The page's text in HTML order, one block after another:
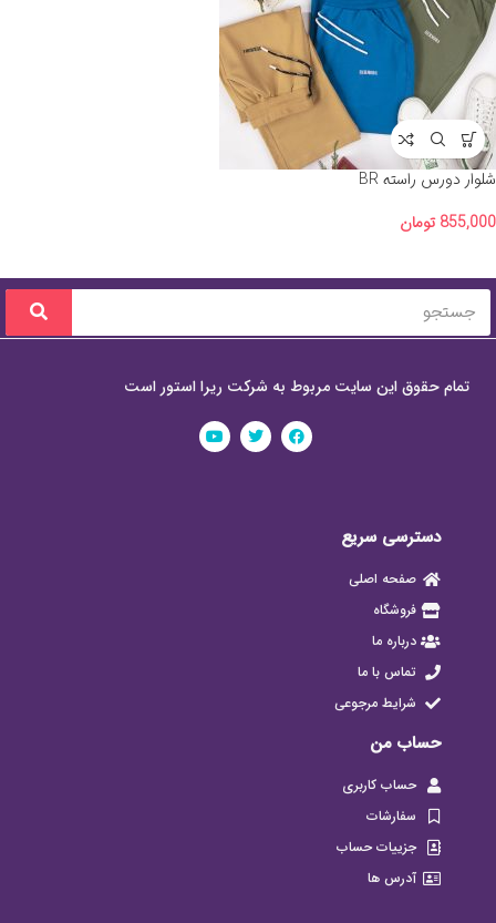
شلوار دورس راسته BR
855,000 تومان
تمام حقوق این سایت مربوط به شرکت ریرا استور است
دسترسی سریع
صفحه اصلی
فروشگاه
درباره ما
تماس با ما
شرایط مرجوعی
حساب من
حساب کاربری
سفارشات
جزییات حساب
آدرس ها